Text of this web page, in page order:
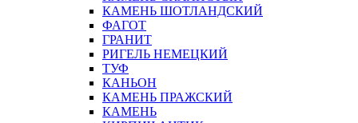
КАМЕНЬ ШОТЛАНДСКИЙ
ФАГОТ
ГРАНИТ
РИГЕЛЬ НЕМЕЦКИЙ
ТУФ
КАНЬОН
КАМЕНЬ ПРАЖСКИЙ
КАМЕНЬ